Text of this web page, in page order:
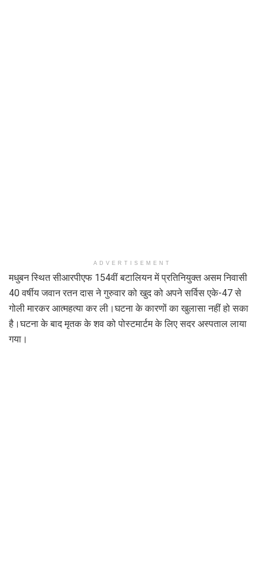
ADVERTISEMENT
मधुबन स्थित सीआरपीएफ 154वीं बटालियन में प्रतिनियुक्त असम निवासी
40 वर्षीय जवान रतन दास ने गुरुवार को खुद को अपने सर्विस एके-47 से
गोली मारकर आत्महत्या कर ली।घटना के कारणों का खुलासा नहीं हो सका
है।घटना के बाद मृतक के शव को पोस्टमार्टम के लिए सदर अस्पताल लाया
गया।